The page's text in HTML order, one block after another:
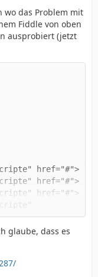
wo das Problem mit
Fiddle von oben
ausprobiert (jetzt
glaube, dass es